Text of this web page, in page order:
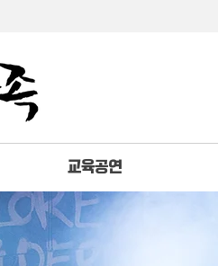
교육공연